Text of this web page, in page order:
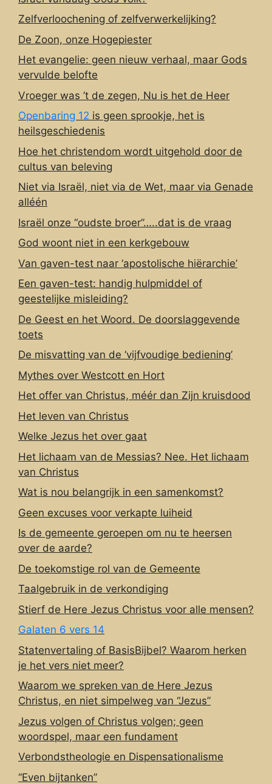
Zelfverloochening of zelfverwerkelijking?
De Zoon, onze Hogepiester
Het evangelie: geen nieuw verhaal, maar Gods
vervulde belofte
Vroeger was ’t de zegen, Nu is het de Heer
Openbaring 12 is geen sprookje, het is
heilsgeschiedenis
Hoe het christendom wordt uitgehold door de
cultus van beleving
Niet via Israël, niet via de Wet, maar via Genade
alléén
Israël onze “oudste broer”…..dat is de vraag
God woont niet in een kerkgebouw
Van gaven-test naar ‘apostolische hiërarchie’
Een gaven-test: handig hulpmiddel of
geestelijke misleiding?
De Geest en het Woord. De doorslaggevende
toets
De misvatting van de ‘vijfvoudige bediening’
Mythes over Westcott en Hort
Het offer van Christus, méér dan Zijn kruisdood
Het leven van Christus
Welke Jezus het over gaat
Het lichaam van de Messias? Nee. Het lichaam
van Christus
Wat is nou belangrijk in een samenkomst?
Geen excuses voor verkapte luiheid
Is de gemeente geroepen om nu te heersen
over de aarde?
De toekomstige rol van de Gemeente
Taalgebruik in de verkondiging
Stierf de Here Jezus Christus voor alle mensen?
Galaten 6 vers 14
Statenvertaling of BasisBijbel? Waarom herken
je het vers niet meer?
Waarom we spreken van de Here Jezus
Christus, en niet simpelweg van “Jezus”
Jezus volgen of Christus volgen; geen
woordspel, maar een fundament
Verbondstheologie en Dispensationalisme
“Even bijtanken”